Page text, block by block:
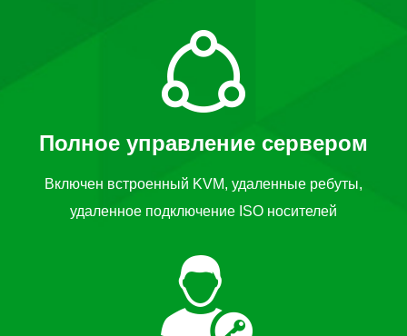
Полное управление сервером
Включен встроенный KVM, удаленные ребуты,
удаленное подключение ISO носителей